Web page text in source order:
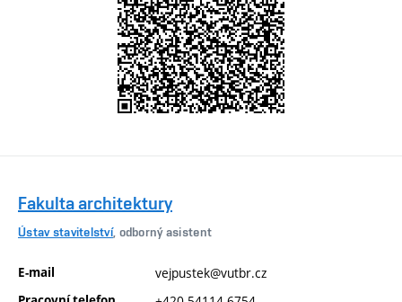
Fakulta architektury
Ústav stavitelství, odborný asistent
E-mail vejpustek@vutbr.cz